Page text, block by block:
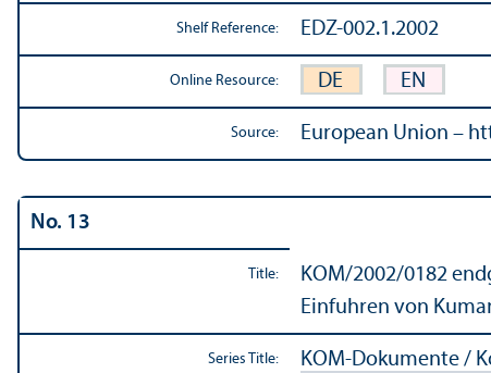
Shelf Reference: EDZ-002.1.2002
Online Resource: DE EN
Source: European Union –
No. 13
Title: KOM/2002/0182
Einfuhren von
Series Title: KOM-Dokumente /